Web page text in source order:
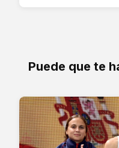
Puede que te